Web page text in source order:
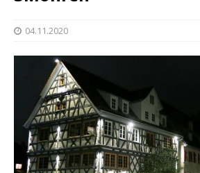
04.11.2020